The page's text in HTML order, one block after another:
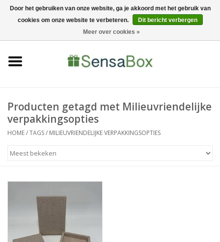
06-22022900 0 Artikelen - €0,00
Bewerkingen
Nieuws
Producten getagd met Milieuvriendelijke
verpakkingsopties
HOME/TAGS/ MILIEUVRIENDELIJKE VERPAKKINGSOPTIES
Door het gebruiken van onze website, ga je akkoord met het gebruik van
cookies om onze website te verbeteren.
Dit bericht verbergen
Meer over cookies »